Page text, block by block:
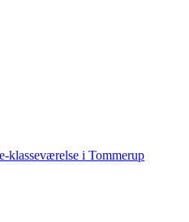
klasseværelse i Tommerup